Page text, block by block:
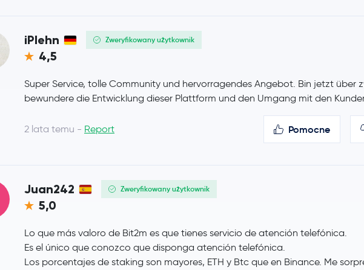
NEAR Protocol NEAR
PepePEPE
FilecoinFIL
Aptos APT
Dash DASH
iPlehn Zweryfikowany użytkownik
4,5
Super Service, tolle Community und hervorragendes Angebot. Bin jetzt über
bewundere die Entwicklung dieser Plattform und den Umgang mit den
2 lata temu - Report Pomocne
Juan242 Zweryfikowany użytkownik
5,0
Lo que más valoro de Bit2m es que tienes servicio de atención telefónica.
Es el único que conozco que disponga atención telefónica.
Los porcentajes de staking son mayores, ETH y Btc que en Binance. Me